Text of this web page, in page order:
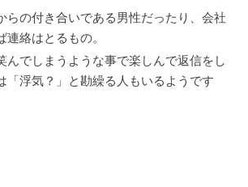
らの付き合いである男性だったり、会社
絡はとるもの。
んでしまうような事で楽しんで返信をし
「浮気？」と勘繰る人もいるようです